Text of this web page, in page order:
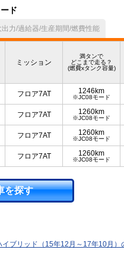
ド
力/過給器/生産期間/燃費性能
ミッション
満タンで
どこまで走る？
(燃費xタンク容量)
フロア7AT 1246km
※JC08モード
フロア7AT 1260km
※JC08モード
フロア7AT 1260km
※JC08モード
フロア7AT 1260km
※JC08モード
を探す
イブリッド（15年12月～17年10月）